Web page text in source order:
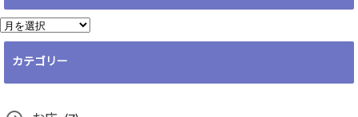
ア
ー
イ
カテゴリー